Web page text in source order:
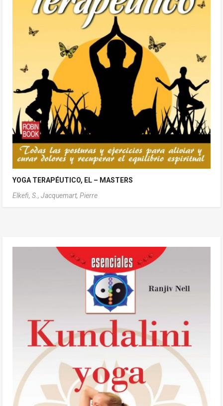
YOGA TERAPÉUTICO, EL – MASTERS
Elkefi, S., Jacquemart, Pierre